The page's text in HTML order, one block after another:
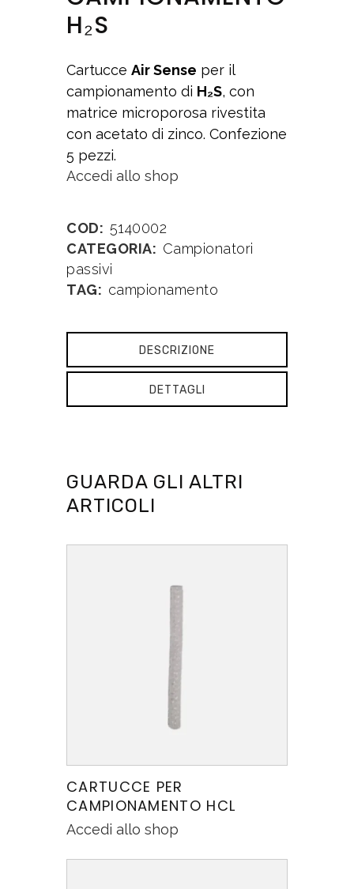
H₂S
Cartucce Air Sense per il
campionamento di H₂S, con
matrice microporosa rivestita
con acetato di zinco. Confezione
5 pezzi.
Accedi allo shop
COD: 5140002
CATEGORIA: Campionatori
passivi
TAG: campionamento
DESCRIZIONE
DETTAGLI
GUARDA GLI ALTRI
ARTICOLI
CARTUCCE PER
CAMPIONAMENTO HCL
Accedi allo shop